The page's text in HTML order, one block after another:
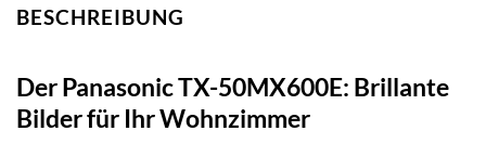
BESCHREIBUNG
Der Panasonic TX-50MX600E: Brillante
Bilder für Ihr Wohnzimmer